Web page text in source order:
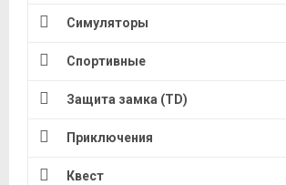
Симуляторы
Спортивные
Защита замка (TD)
Приключения
Квест